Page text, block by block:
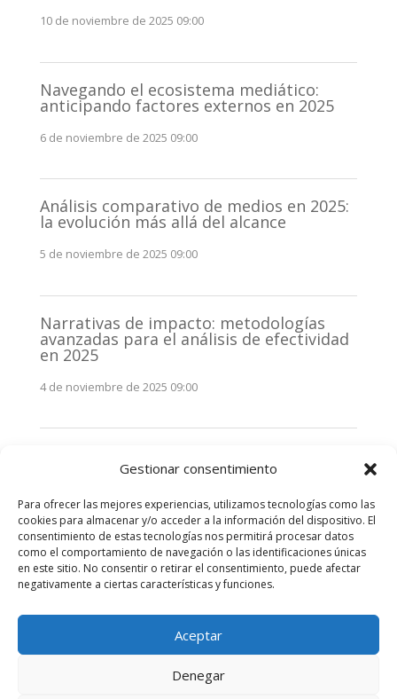
Gestionar consentimiento
Para ofrecer las mejores experiencias, utilizamos tecnologías como las
cookies para almacenar y/o acceder a la información del dispositivo. El
consentimiento de estas tecnologías nos permitirá procesar datos
como el comportamiento de navegación o las identificaciones únicas
en este sitio. No consentir o retirar el consentimiento, puede afectar
negativamente a ciertas características y funciones.
Aceptar
Denegar
10 de noviembre de 2025 09:00
Navegando el ecosistema mediático:
anticipando factores externos en 2025
6 de noviembre de 2025 09:00
Análisis comparativo de medios en 2025:
la evolución más allá del alcance
5 de noviembre de 2025 09:00
Narrativas de impacto: metodologías
avanzadas para el análisis de efectividad
en 2025
4 de noviembre de 2025 09:00
stakeholders en 2025: La clave de la
3 de noviembre de 2025 09:00
Comentarios recientes